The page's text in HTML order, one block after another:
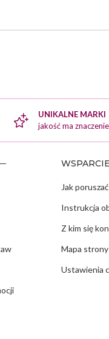
UNIKALNE MARKI
jakość ma znaczenie
WSPARCIE
Jak
Instrukcja
Z kim się
Mapa strony
Ustawienia